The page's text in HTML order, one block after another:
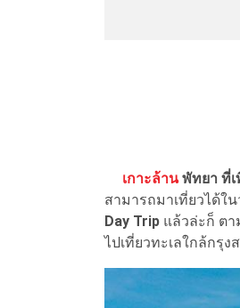
เกาะล้าน พัทยา ที่
สามารถมาเที่ยวได้ใ
Day Trip แล้วล่ะก็ ต
ไปเที่ยวทะเลใกล้กรุง